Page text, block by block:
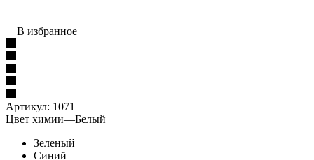
В избранное
Артикул: 1071
Цвет химии—Белый
Зеленый
Синий